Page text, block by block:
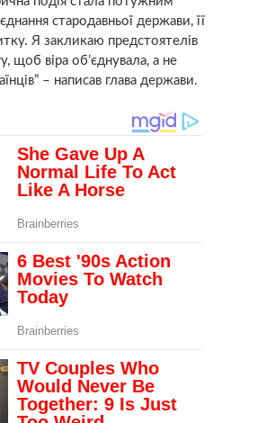
стародавньої держави, її
Я закликаю предстоятелів
щоб віра об’єднувала, а не
– написав глава держави.